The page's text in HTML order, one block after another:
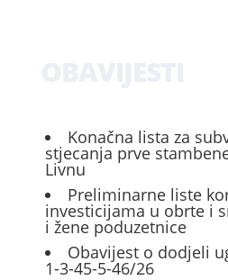
Konačna lista za
stjecanja prve
Livnu
Preliminarne liste
investicijama u obrte i
i žene poduzetnice
Obavijest o dodjeli
1-3-45-5-46/26